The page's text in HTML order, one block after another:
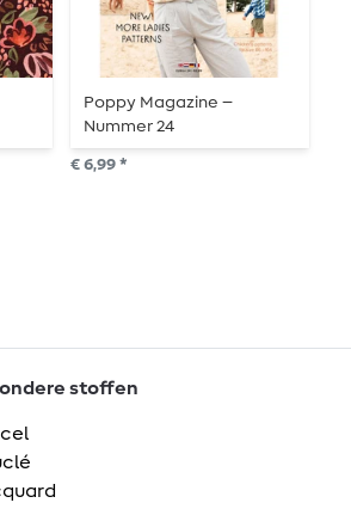
Poppy Magazine –
Nummer 24
€ 6,99 *
stoffen